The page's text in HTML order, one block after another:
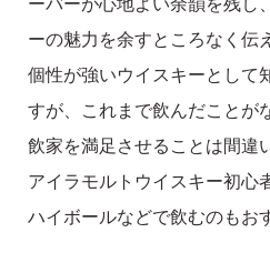
ーの魅力を余すところなく伝
個性が強いウイスキーとして
すが、これまで飲んだことが
飲家を満足させることは間違
アイラモルトウイスキー初心
ハイボールなどで飲むのもお